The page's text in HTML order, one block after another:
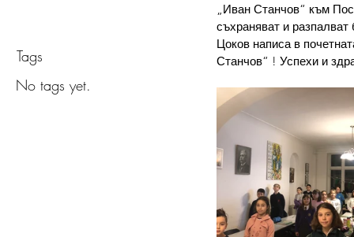
Tags
No tags yet.
„Иван Станчов“ към
съхраняват и
Цоков написа в
Станчов“ ! Успехи и